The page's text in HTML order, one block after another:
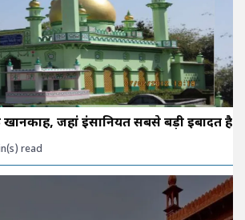
जहां इंसानियत सबसे बड़ी इबादत है
read